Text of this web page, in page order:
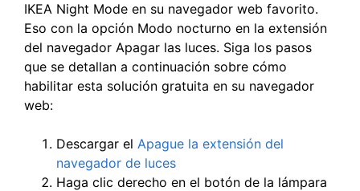
IKEA Night Mode en su navegador web favorito.
Eso con la opción Modo nocturno en la extensión
del navegador Apagar las luces. Siga los pasos
que se detallan a continuación sobre cómo
habilitar esta solución gratuita en su navegador
web:
Descargar el Apague la extensión del
navegador de luces
Haga clic derecho en el botón de la lámpara